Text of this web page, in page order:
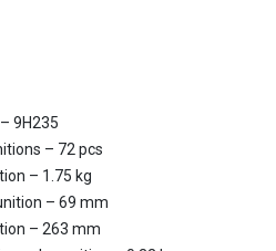
9H235
– 72 pcs
– 1.75 kg
– 69 mm
– 263 mm